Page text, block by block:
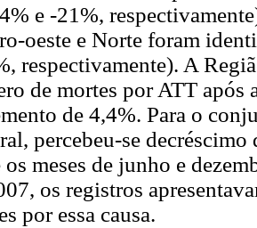
e -21%,
oeste e Norte foram
respectivamente). A
de mortes por ATT após
de 4,4%. Para o
percebeu-se
os meses de junho e
os registros
por essa causa.